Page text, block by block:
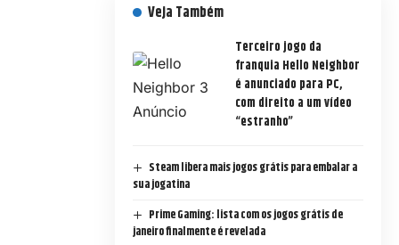
Veja Também
Terceiro jogo da
franquia Hello Neighbor
é anunciado para PC,
com direito a um vídeo
“estranho”
Steam libera mais jogos grátis para embalar a
sua jogatina
Prime Gaming: lista com os jogos grátis de
janeiro finalmente é revelada